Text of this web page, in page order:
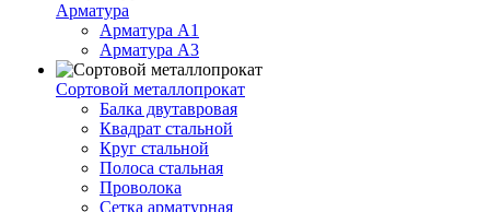
Арматура
Арматура A1
Арматура А3
Сортовой металлопрокат
Балка двутавровая
Квадрат стальной
Круг стальной
Полоса стальная
Проволока
Сетка арматурная